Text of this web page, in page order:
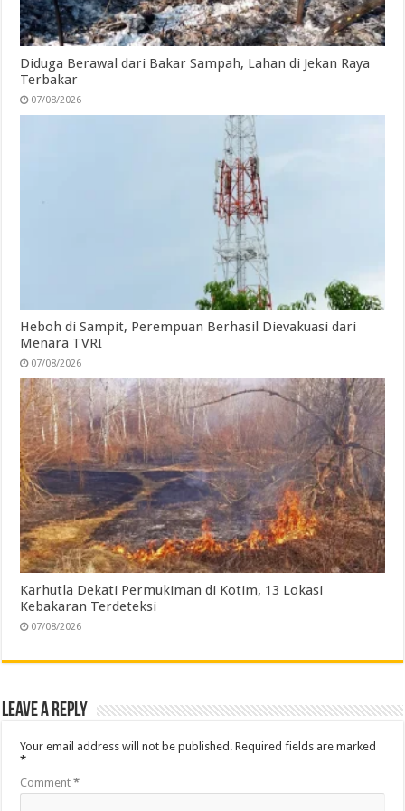
Diduga Berawal dari Bakar Sampah, Lahan di Jekan Raya
Terbakar
07/08/2026
Heboh di Sampit, Perempuan Berhasil Dievakuasi dari
Menara TVRI
07/08/2026
Karhutla Dekati Permukiman di Kotim, 13 Lokasi
Kebakaran Terdeteksi
07/08/2026
Leave a Reply
Your email address will not be published. Required fields are marked
*
Comment*